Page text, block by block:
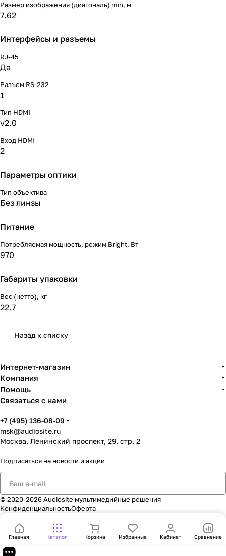
Размер изображения (диагональ) min, м
7.62
Интерфейсы и разъемы
RJ-45
Да
Разъем RS-232
1
Тип HDMI
v2.0
Вход HDMI
2
Параметры оптики
Тип объектива
Без линзы
Питание
Потребляемая мощность, режим Bright, Вт
970
Габариты упаковки
Вес (нетто), кг
22.7
Назад к списку
Интернет-магазин
Компания
Помощь
Связаться с нами
+7 (495) 136-08-09
msk@audiosite.ru
Москва, Ленинский проспект, 29, стр. 2
Подписаться на новости и акции
© 2020-2026 Audiosite мультимедийные решения
КонфиденциальностьОферта
Главная Каталог Корзина Избранные Кабинет Сравнение